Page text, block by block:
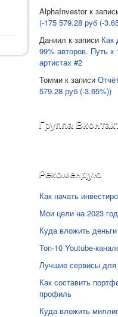
AlphaInvestorк
(-175 579.28 руб (-
Даниил к записи Как
99% авторов. Путь
артистах #2
Томми к записи
579.28 руб (-3.65%))
Группа
Рекомендую
Как начать
Мои цели на 2023 год
Куда вложить
Топ-10 Youtube-
Лучшие сервисы для
Как составить
профиль
Куда вложить